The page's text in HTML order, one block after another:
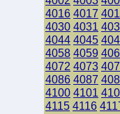
4016 4017
4030 4031
4044 4045
4058 4059
4072 4073
4086 4087
4100 4101
4115 4116